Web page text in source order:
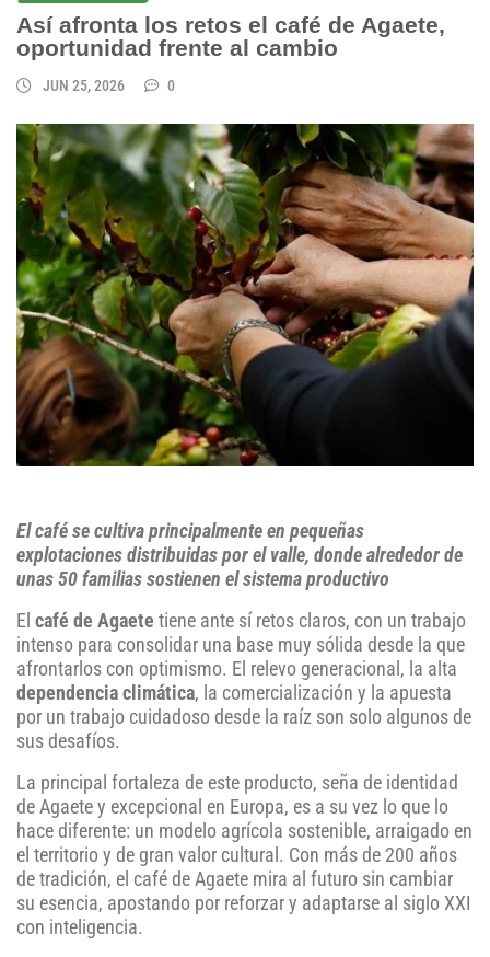
Así afronta los retos el café de Agaete,
oportunidad frente al cambio
JUN 25, 2026 0
El café se cultiva principalmente en pequeñas
explotaciones distribuidas por el valle, donde alrededor de
unas 50 familias sostienen el sistema productivo
El café de Agaete tiene ante sí retos claros, con un trabajo
intenso para consolidar una base muy sólida desde la que
afrontarlos con optimismo. El relevo generacional, la alta
dependencia climática, la comercialización y la apuesta
por un trabajo cuidadoso desde la raíz son solo algunos de
sus desafíos.
La principal fortaleza de este producto, seña de identidad
de Agaete y excepcional en Europa, es a su vez lo que lo
hace diferente: un modelo agrícola sostenible, arraigado en
el territorio y de gran valor cultural. Con más de 200 años
de tradición, el café de Agaete mira al futuro sin cambiar
su esencia, apostando por reforzar y adaptarse al siglo XXI
con inteligencia.